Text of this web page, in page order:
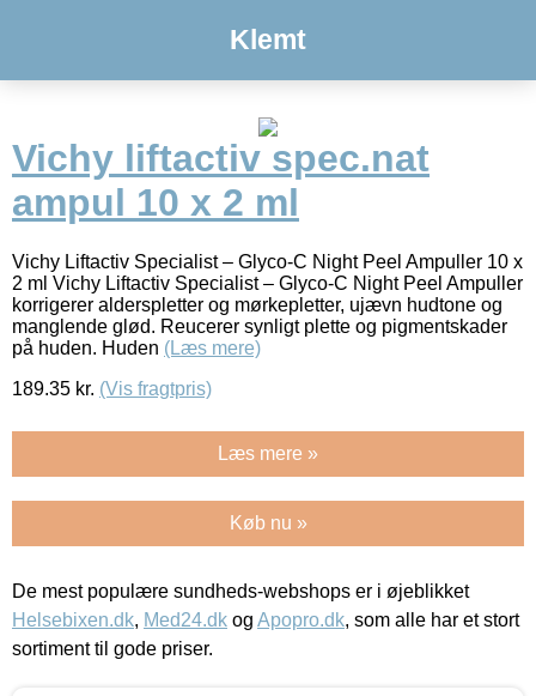
Klemt
Vichy liftactiv spec.nat
ampul 10 x 2 ml
Vichy Liftactiv Specialist – Glyco-C Night Peel Ampuller 10 x
2 ml Vichy Liftactiv Specialist – Glyco-C Night Peel Ampuller
korrigerer alderspletter og mørkepletter, ujævn hudtone og
manglende glød. Reucerer synligt plette og pigmentskader
på huden. Huden (Læs mere)
189.35 kr. (Vis fragtpris)
Læs mere »
Køb nu »
De mest populære sundheds-webshops er i øjeblikket
Helsebixen.dk, Med24.dk og Apopro.dk, som alle har et stort
sortiment til gode priser.